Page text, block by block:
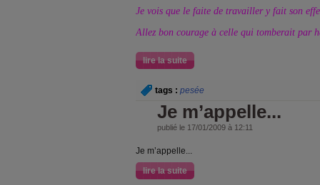
Je vois que le faite de travailler y fait son
Allez bon courage à celle qui tomberait par
lire la suite
tags : pesée
Je m’appelle...
publié le 17/01/2009 à 12:11
Je m’appelle...
lire la suite